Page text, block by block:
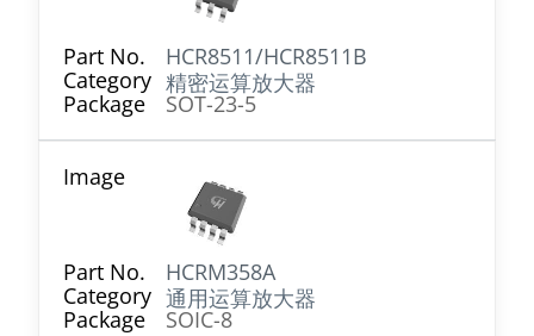
HCR8511/HCR8511B
精密运算放大器
SOT-23-5
HCRM358A
通用运算放大器
SOIC-8